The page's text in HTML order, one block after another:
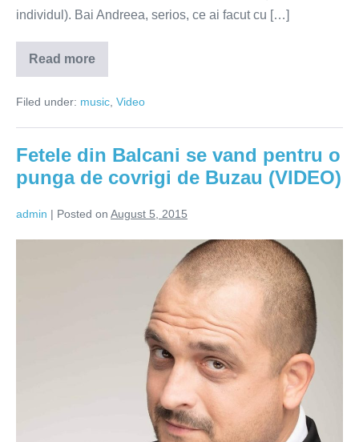
individul). Bai Andreea, serios, ce ai facut cu […]
Read more
Andreea
Balan
scos
sfarsit
piesa
Filed under: music Video
Fetele din Balcani se vand pentru o
punga de covrigi de Buzau (VIDEO)
admin | Posted on August 5, 2015